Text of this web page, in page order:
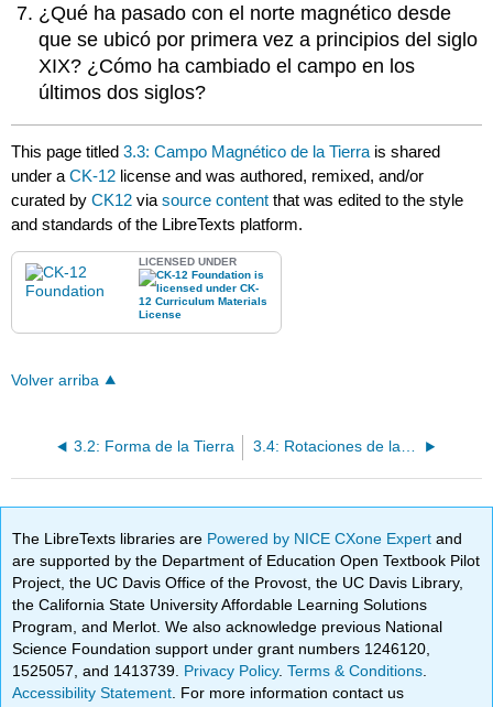
¿Qué ha pasado con el norte magnético desde
que se ubicó por primera vez a principios del siglo
XIX? ¿Cómo ha cambiado el campo en los
últimos dos siglos?
This page titled3.3: Campo Magnético de la Tierra is shared
under aCK-12 license and was authored, remixed, and/or
curated byCK12 viasource content that was edited to the style
and standards of the LibreTexts platform.
LICENSED UNDER
Volver arriba
3.2: Forma de la Tierra
The LibreTexts libraries are Powered by NICE CXone Expertand
are supported by the Department of Education Open Textbook Pilot
Project, the UC Davis Office of the Provost, the UC Davis Library,
the California State University Affordable Learning Solutions
Program, and Merlot. We also acknowledge previous National
Science Foundation support under grant numbers 1246120,
1525057, and 1413739. Privacy Policy.Terms & Conditions
Accessibility Statement . For more information contact us